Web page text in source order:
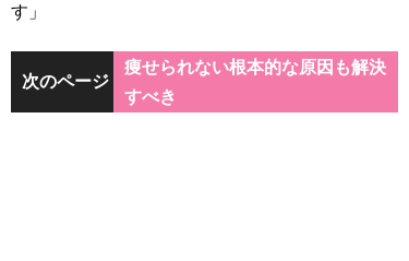
す」
次のページ
痩せられない根本的な原因も解決
すべき